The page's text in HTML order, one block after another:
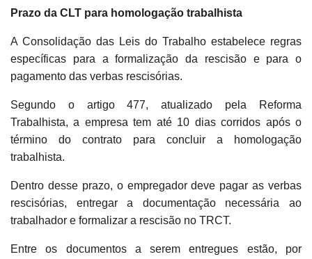
Prazo da CLT para homologação trabalhista
A Consolidação das Leis do Trabalho estabelece regras
específicas para a formalização da rescisão e para o
pagamento das verbas rescisórias.
Segundo o artigo 477, atualizado pela Reforma
Trabalhista, a empresa tem até 10 dias corridos após o
término do contrato para concluir a homologação
trabalhista.
Dentro desse prazo, o empregador deve pagar as verbas
rescisórias, entregar a documentação necessária ao
trabalhador e formalizar a rescisão no TRCT.
Entre os documentos a serem entregues estão, por